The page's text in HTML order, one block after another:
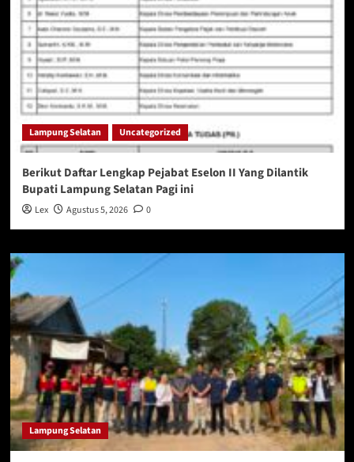
Lampung Selatan Uncategorized
Berikut Daftar Lengkap Pejabat Eselon II Yang Dilantik
Bupati Lampung Selatan Pagi ini
Lex Agustus 5, 2026 0
Lampung Selatan